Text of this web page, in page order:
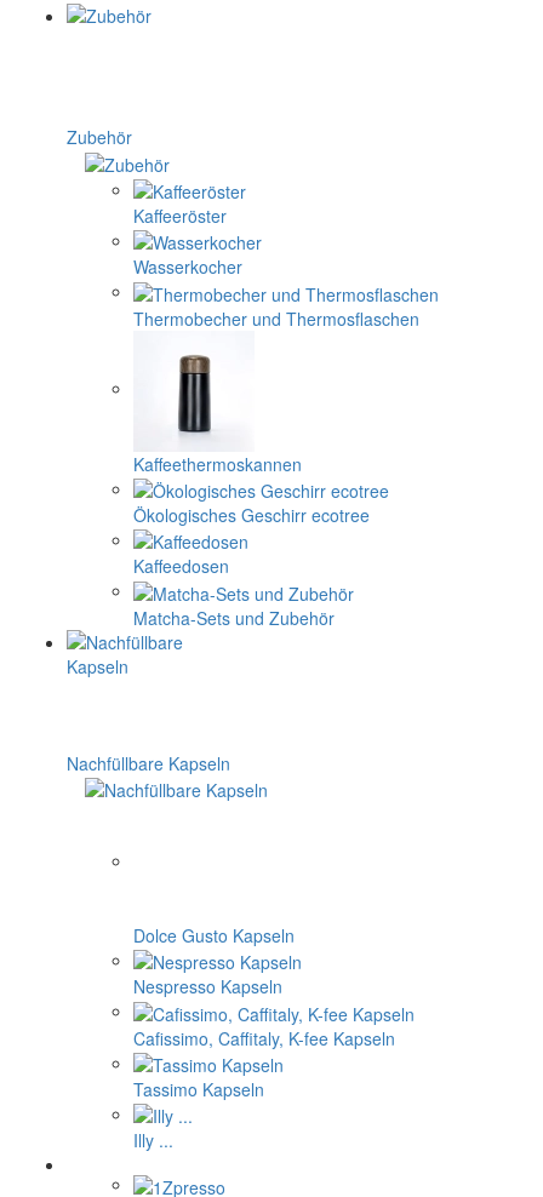
Zubehör
Kaffeeröster
Wasserkocher
Thermobecher und Thermosflaschen
Kaffeethermoskannen
Ökologisches Geschirr ecotree
Kaffeedosen
Matcha-Sets und Zubehör
Nachfüllbare Kapseln
Dolce Gusto Kapseln
Nespresso Kapseln
Cafissimo, Caffitaly, K-fee Kapseln
Tassimo Kapseln
Illy ...